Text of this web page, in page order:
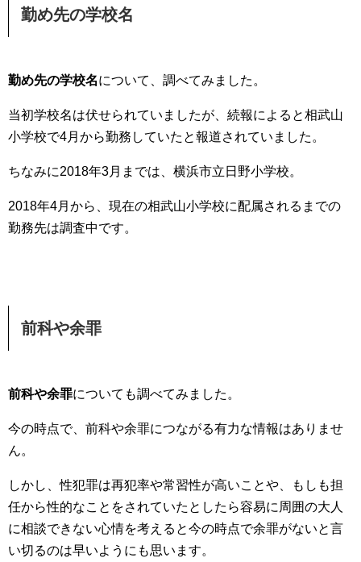
勤め先の学校名
勤め先の学校名について、調べてみました。
当初学校名は伏せられていましたが、続報によると相武山
小学校で4月から勤務していたと報道されていました。
ちなみに2018年3月までは、横浜市立日野小学校。
2018年4月から、現在の相武山小学校に配属されるまでの
勤務先は調査中です。
前科や余罪
前科や余罪についても調べてみました。
今の時点で、前科や余罪につながる有力な情報はありませ
ん。
しかし、性犯罪は再犯率や常習性が高いことや、もしも担
任から性的なことをされていたとしたら容易に周囲の大人
に相談できない心情を考えると今の時点で余罪がないと言
い切るのは早いようにも思います。